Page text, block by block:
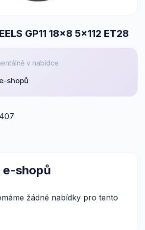
GP11 18x8 5x112 ET28
v nabídce
shopů
e-shopů
žádné nabídky pro tento